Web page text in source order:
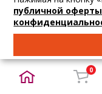
В корзину
НОВИНКА
публичной оферты
0